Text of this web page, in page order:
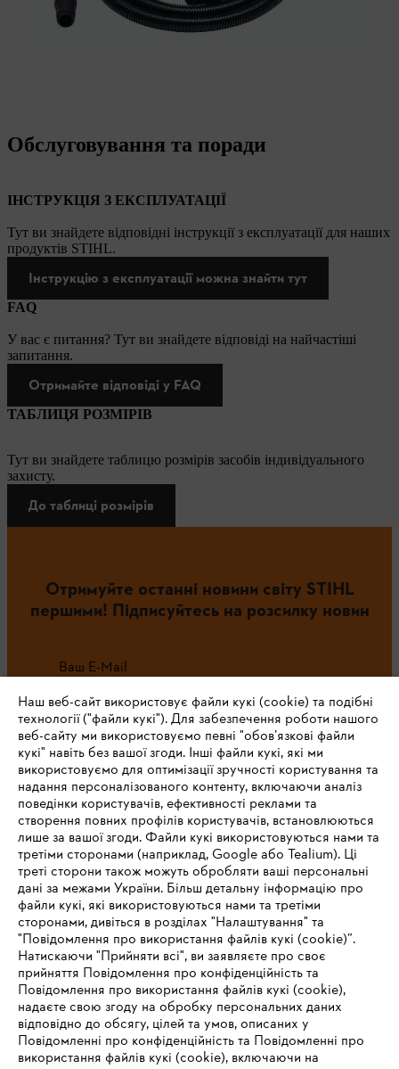
Обслуговування та поради
ІНСТРУКЦІЯ З ЕКСПЛУАТАЦІЇ
Тут ви знайдете відповідні інструкції з експлуатації для наших
продуктів STIHL.
Інструкцію з експлуатації можна знайти тут
FAQ
У вас є питання? Тут ви знайдете відповіді на найчастіші
запитання.
Отримайте відповіді у FAQ
ТАБЛИЦЯ РОЗМІРІВ
Тут ви знайдете таблицю розмірів засобів індивідуального
захисту.
До таблиці розмірів
Отримуйте останні новини світу STIHL
першими! Підписуйтесь на розсилку новин
Ваш E-Mail
Зареєструватись зараз
#STIHL
Про компанію STIHL
Запитання та відповіді
Наш веб-сайт використовує файли кукі (cookie) та подібні
технології ("файли кукі"). Для забезпечення роботи нашого
веб-сайту ми використовуємо певні "обов’язкові файли
кукі" навіть без вашої згоди. Інші файли кукі, які ми
використовуємо для оптимізації зручності користування та
надання персоналізованого контенту, включаючи аналіз
поведінки користувачів, ефективності реклами та
створення повних профілів користувачів, встановлюються
лише за вашої згоди. Файли кукі використовуються нами та
третіми сторонами (наприклад, Google або Tealium). Ці
треті сторони також можуть обробляти ваші персональні
дані за межами України. Більш детальну інформацію про
файли кукі, які використовуються нами та третіми
сторонами, дивіться в розділах "Налаштування" та
"Повідомлення про використання файлів кукі (cookie)”.
Натискаючи "Прийняти всі", ви заявляєте про своє
прийняття Повідомлення про конфіденційність та
Повідомлення про використання файлів кукі (cookie),
надаєте свою згоду на обробку персональних даних
відповідно до обсягу, цілей та умов, описаних у
Повідомленні про конфіденційність та Повідомленні про
використання файлів кукі (cookie), включаючи на